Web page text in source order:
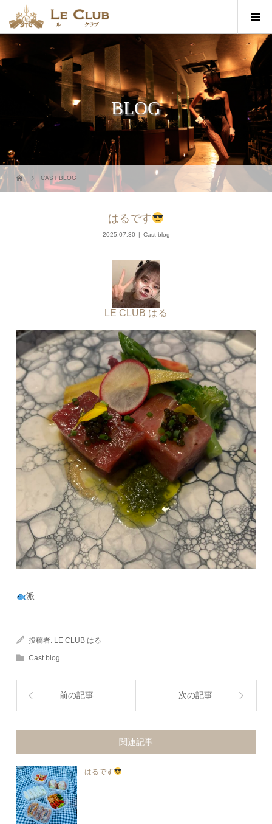
BLOG
CAST BLOG
はるです
2025.07.30 Cast blog
LE CLUB はる
派
投稿者: LE CLUB はる
Cast blog
前の記事 次の記事
関連記事
はるです